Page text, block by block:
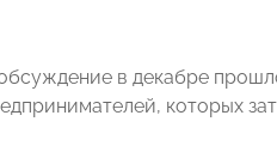
в декабре
которых